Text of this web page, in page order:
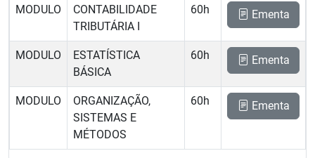
MODULO
CONTABILIDADE
TRIBUTÁRIA I
60h Ementa
MODULO
ESTATÍSTICA
BÁSICA
60h Ementa
MODULO
ORGANIZAÇÃO,
SISTEMAS E
MÉTODOS
60h Ementa